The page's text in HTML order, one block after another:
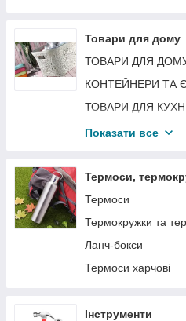
Марміти, набори
Товари для дому
ТОВАРИ ДЛЯ
КОНТЕЙНЕРИ ТА
ТОВАРИ ДЛЯ
ТОВАРИ ДЛЯ ДІТЕЙ
ГОДІВНИЦІ І
БАКИ ДЛЯ СМІТТЯ
Показати все
Термоси,
Термоси
Термокружки та
Ланч-бокси
Термоси харчові
Інструменти